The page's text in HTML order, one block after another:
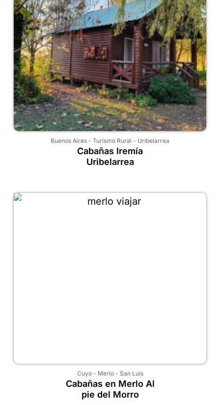
Buenos Aires - Turismo Rural - Uribelarrea
Cabañas Iremía
Uribelarrea
Cuyo- Merlo- San Luis
Cabañas en Merlo Al
pie del Morro